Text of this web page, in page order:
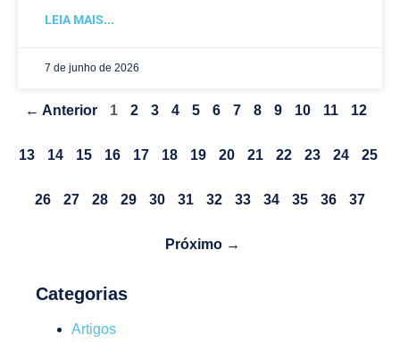
LEIA MAIS...
7 de junho de 2026
← Anterior 1 2 3 4 5 6 7 8 9 10 11 12
13 14 15 16 17 18 19 20 21 22 23 24 25
26 27 28 29 30 31 32 33 34 35 36 37
Próximo →
Categorias
Artigos